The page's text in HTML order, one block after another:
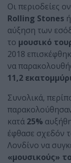
Οι περιοδείες
Rolling Stones
αύξηση των
το μουσικό
2018
να
11,2
Συνολικά,
κατά 25%
έφθασε σχεδόν
Λονδίνο να
«μουσικούς»